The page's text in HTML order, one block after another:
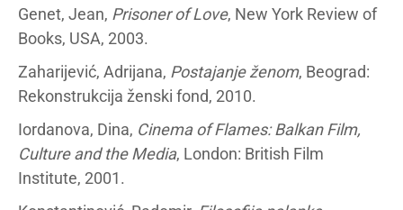
Genet, Jean, Prisoner of Love, New York Review of
Books, USA, 2003.
Zaharijević, Adrijana, Postajanje ženom, Beograd:
Rekonstrukcija ženski fond, 2010.
Iordanova, Dina, Cinema of Flames: Balkan Film,
Culture and the Media, London: British Film
Institute, 2001.